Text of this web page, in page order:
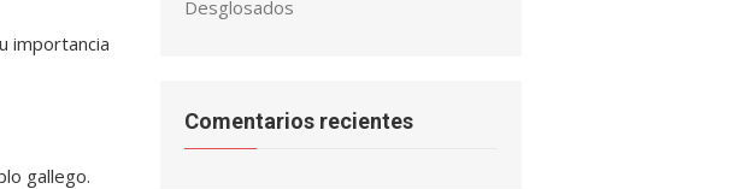
importancia
gallego.
Desglosados
Comentarios recientes